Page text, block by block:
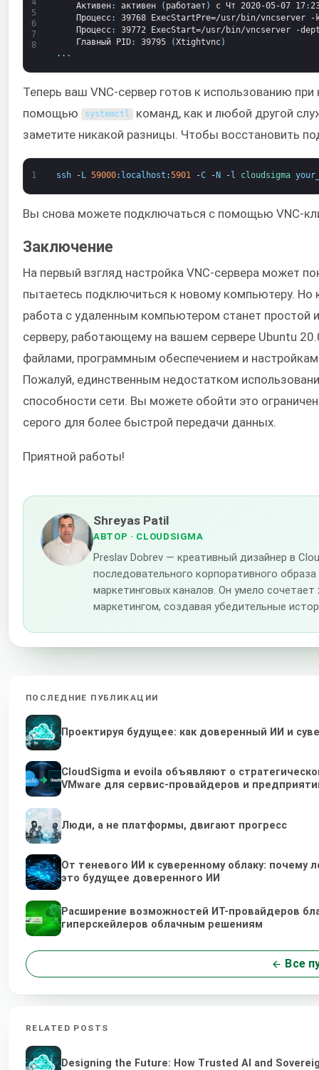
4
5
6
7
8
Активен: активен ( работает ) с Чт 2020-05-07 17:
Процесс: 39768 ExecStartPre=/usr/bin/vncserver
-
Процесс: 39772 ExecStart=/usr/bin/vncserver
-
Главный
PID: 39795 (Xtightvnc)
. . .
Теперь ваш VNC-сервер готов к использованию
помощью
systemctl команд, как и любой другой
заметите никакой разницы. Чтобы восстановить
1 ssh - L 59000: localhost :5901 -C - N - l cloudsigma
Вы снова можете подключаться с помощью VNC-
Заключение
На первый взгляд настройка VNC-сервера может
пытаетесь подключиться к новому компьютеру. Но
работа с удаленным компьютером станет простой
серверу, работающему на вашем сервере Ubuntu
файлами, программным обеспечением и
Пожалуй, единственным недостатком
способности сети. Вы можете обойти это
серого для более быстрой передачи данных.
Приятной работы!
Shreyas Patil
АВТОР · CLOUDSIGMA
Preslav Dobrev — креативный дизайнер в
последовательного корпоративного
маркетинговых каналов. Он умело
маркетингом, создавая убедительные
ПОСЛЕДНИЕ ПУБЛИКАЦИИ
Проектируя будущее: как доверенный ИИ и
CloudSigma и evoila объявляют о
VMware для сервис-провайдеров и
Люди, а не платформы, двигают прогресс
От теневого ИИ к суверенному облаку:
это будущее доверенного ИИ
Расширение возможностей ИТ-провайдеров
гиперскейлеров облачным решениям
Все
RELATED POSTS
Designing the Future: How Trusted AI and